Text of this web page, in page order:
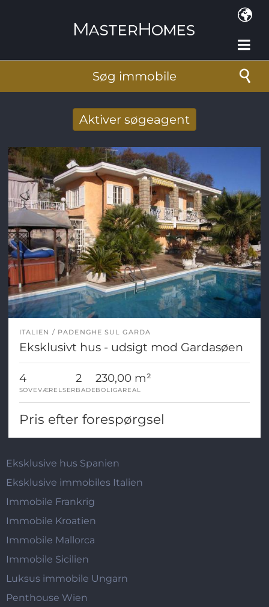
Søg immobile
Aktiver søgeagent
E-mail-adresse*
ITALIEN PADENGHE SUL GARDA
Eksklusivt hus - udsigt mod Gardasøen
4
SOVEVÆRELSER
2
BADE
230,00 m²
BOLIGAREAL
Pris efter forespørgsel
Eksklusive hus Spanien
Eksklusive immobiles Italien
Immobile Frankrig
Immobile Kroatien
Immobile Mallorca
Immobile Sicilien
Luksus immobile Ungarn
Penthouse Wien